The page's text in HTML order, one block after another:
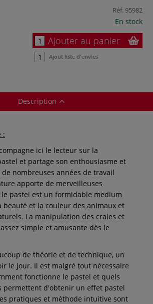
Réf. 95982
En stock
Ajouter au panier
Ajout liste d'envies
Description
:
ici le lecteur sur la
et partage son enthousiasme et
de nombreuses années de travail
apporte de merveilleuses
pastel est un formidable medium
et la couleur des animaux et
La manipulation des craies et
simple et amusante dès le
de théorie et de technique, un
le jour. Il est malgré tout nécessaire
fonctionne le pastel et quels
permettent d'obtenir un effet pastel
pratiques et méthode intuitive sont